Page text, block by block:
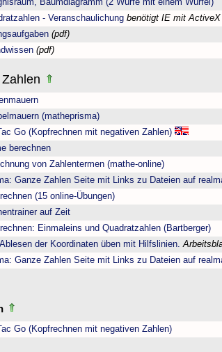
Baumdiagramm (2 Würfe mit einem Würfel)
- Veranschaulichung benötigt IE mit ActiveX
(pdf)
(pdf)
(matheprisma)
Go (Kopfrechnen mit negativen Zahlen)
berechnen
von Zahlentermen (mathe-online)
Ganze Zahlen Seite mit Links zu Dateien auf
(15 online-Übungen)
auf Zeit
Einmaleins und Quadratzahlen (Bartberger)
der Koordinaten üben mit Hilfslinien.
Ganze Zahlen Seite mit Links zu Dateien auf
Go (Kopfrechnen mit negativen Zahlen)